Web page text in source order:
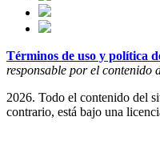
Términos de uso y política
responsable por el contenido
2026. Todo el contenido del
contrario, está bajo una